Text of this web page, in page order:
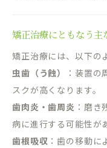
矯正治療にともなう主
矯正治療には、以下の
虫歯（う蝕）
：装置の
スクが高くなります。
歯肉炎・歯周炎 ：磨
病に進行する可能性が
歯根吸収 ：歯の移動に